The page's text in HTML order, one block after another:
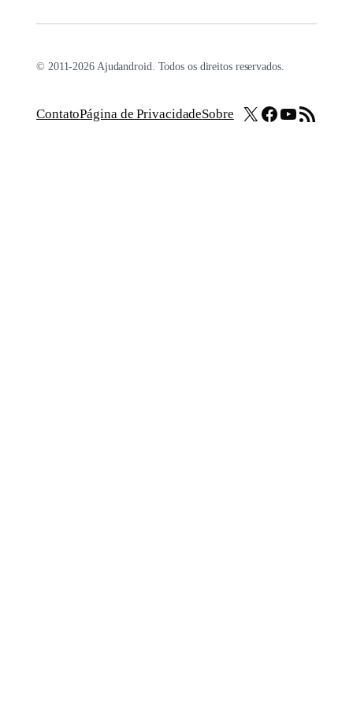
© 2011-2026 Ajudandroid. Todos os direitos reservados.
ContatoPágina de PrivacidadeSobre X Facebook
Youtube
Feed RSS